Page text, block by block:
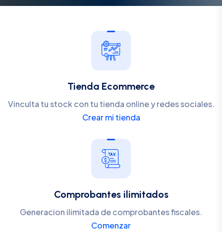
Tienda Ecommerce
Vinculta tu stock con tu tienda online y redes sociales.
Crear mi tienda
Comprobantes ilimitados
Generacion ilimitada de comprobantes fiscales.
Comenzar